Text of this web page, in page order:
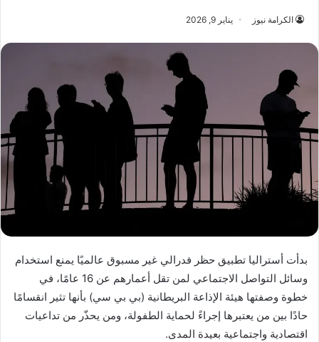
الكرامة نيوز يناير 9, 2026
بدأت أستراليا تطبيق حظر فدرالي غير مسبوق عالميًا يمنع استخدام
وسائل التواصل الاجتماعي لمن تقل أعمارهم عن 16 عامًا، في
خطوة وصفتها هيئة الإذاعة البريطانية (بي بي سي) بأنها تثير انقسامًا
حادًا بين من يعتبرها إجراءً لحماية الطفولة، ومن يحذّر من تداعيات
اقتصادية واجتماعية بعيدة المدى.